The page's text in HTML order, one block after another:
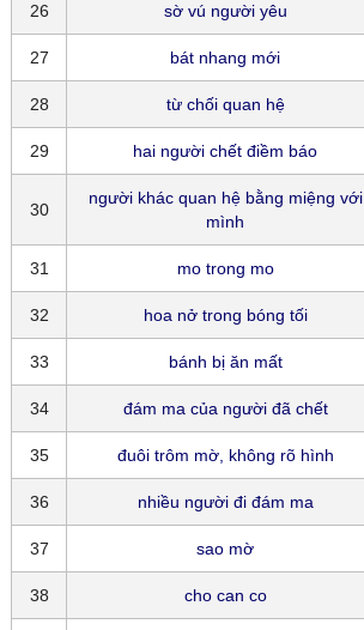
26 sờ vú người yêu
27 bát nhang mới
28 từ chối quan hệ
29 hai người chết điềm báo
30
người khác quan hệ bằng miệng với
mình
31 mo trong mo
32 hoa nở trong bóng tối
33 bánh bị ăn mất
34 đám ma của người đã chết
35 đuôi trôm mờ, không rõ hình
36 nhiều người đi đám ma
37 sao mờ
38 cho can co